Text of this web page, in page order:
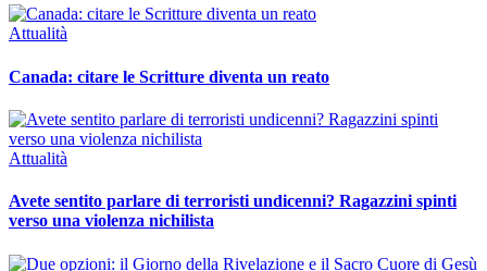
Attualità
Canada: citare le Scritture diventa un reato
Attualità
Avete sentito parlare di terroristi undicenni? Ragazzini spinti
verso una violenza nichilista